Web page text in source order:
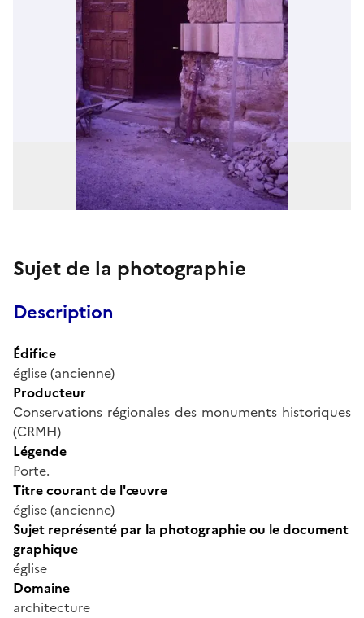
Sujet de la photographie
Description
Édifice
église (ancienne)
Producteur
Conservations régionales des monuments historiques
(CRMH)
Légende
Porte.
Titre courant de l'œuvre
église (ancienne)
Sujet représenté par la photographie ou le document
graphique
église
Domaine
architecture